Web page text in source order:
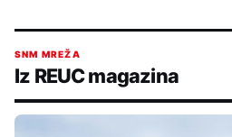
SNM MREŽA
Iz REUC magazina